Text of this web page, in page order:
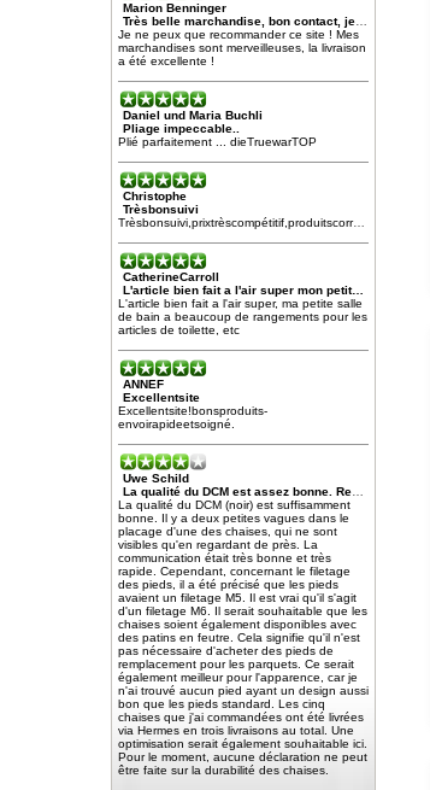
Marion Benninger
Très belle marchandise, bon contact, je suis très satisfait
Je ne peux que recommander ce site ! Mes
marchandises sont merveilleuses, la livraison
a été excellente !
Daniel und Maria Buchli
Pliage impeccable..
Plié parfaitement ... dieTruewarTOP
Christophe
Trèsbonsuivi
Trèsbonsuivi,prixtrèscompétitif,produitscorrespondentàmonattente,livraisontrèsrapide
CatherineCarroll
L'article bien fait a l'air super mon petit…
L'article bien fait a l'air super, ma petite salle
de bain a beaucoup de rangements pour les
articles de toilette, etc
ANNEF
Excellentsite
Excellentsite!bonsproduits-
envoirapideetsoigné.
Uwe Schild
La qualité du DCM est assez bonne. Restrictions mineures (voir texte)
La qualité du DCM (noir) est suffisamment
bonne. Il y a deux petites vagues dans le
placage d'une des chaises, qui ne sont
visibles qu'en regardant de près. La
communication était très bonne et très
rapide. Cependant, concernant le filetage
des pieds, il a été précisé que les pieds
avaient un filetage M5. Il est vrai qu'il s'agit
d'un filetage M6. Il serait souhaitable que les
chaises soient également disponibles avec
des patins en feutre. Cela signifie qu'il n'est
pas nécessaire d'acheter des pieds de
remplacement pour les parquets. Ce serait
également meilleur pour l'apparence, car je
n'ai trouvé aucun pied ayant un design aussi
bon que les pieds standard. Les cinq
chaises que j'ai commandées ont été livrées
via Hermes en trois livraisons au total. Une
optimisation serait également souhaitable ici.
Pour le moment, aucune déclaration ne peut
être faite sur la durabilité des chaises.